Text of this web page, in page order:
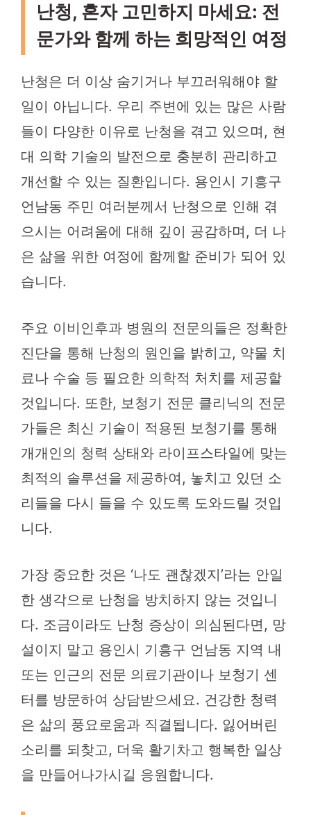
난청, 혼자 고민하지 마세요: 전
문가와 함께 하는 희망적인 여정
난청은 더 이상 숨기거나 부끄러워해야 할
일이 아닙니다. 우리 주변에 있는 많은 사람
들이 다양한 이유로 난청을 겪고 있으며, 현
대 의학 기술의 발전으로 충분히 관리하고
개선할 수 있는 질환입니다. 용인시 기흥구
언남동 주민 여러분께서 난청으로 인해 겪
으시는 어려움에 대해 깊이 공감하며, 더 나
은 삶을 위한 여정에 함께할 준비가 되어 있
습니다.
주요 이비인후과 병원의 전문의들은 정확한
진단을 통해 난청의 원인을 밝히고, 약물 치
료나 수술 등 필요한 의학적 처치를 제공할
것입니다. 또한, 보청기 전문 클리닉의 전문
가들은 최신 기술이 적용된 보청기를 통해
개개인의 청력 상태와 라이프스타일에 맞는
최적의 솔루션을 제공하여, 놓치고 있던 소
리들을 다시 들을 수 있도록 도와드릴 것입
니다.
가장 중요한 것은 ‘나도 괜찮겠지’라는 안일
한 생각으로 난청을 방치하지 않는 것입니
다. 조금이라도 난청 증상이 의심된다면, 망
설이지 말고 용인시 기흥구 언남동 지역 내
또는 인근의 전문 의료기관이나 보청기 센
터를 방문하여 상담받으세요. 건강한 청력
은 삶의 풍요로움과 직결됩니다. 잃어버린
소리를 되찾고, 더욱 활기차고 행복한 일상
을 만들어나가시길 응원합니다.